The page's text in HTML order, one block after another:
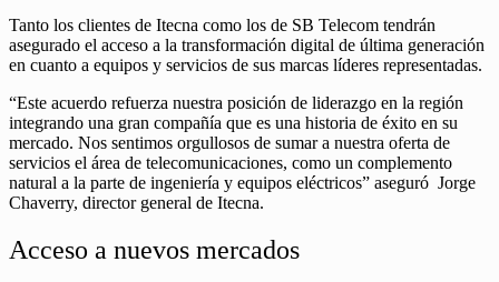
Tanto los clientes de Itecna como los de SB Telecom tendrán
asegurado el acceso a la transformación digital de última generación
en cuanto a equipos y servicios de sus marcas líderes representadas.
“Este acuerdo refuerza nuestra posición de liderazgo en la región
integrando una gran compañía que es una historia de éxito en su
mercado. Nos sentimos orgullosos de sumar a nuestra oferta de
servicios el área de telecomunicaciones, como un complemento
natural a la parte de ingeniería y equipos eléctricos” aseguró Jorge
Chaverry, director general de Itecna.
Acceso a nuevos mercados